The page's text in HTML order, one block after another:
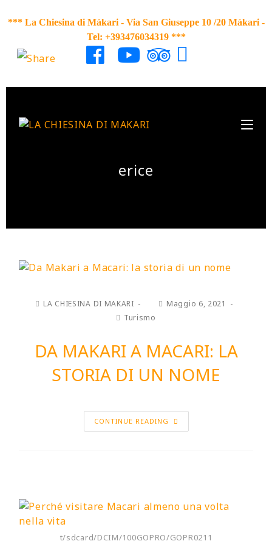
*** La Chiesina di Màkari - Via San Giuseppe 10 /20 Màkari-
Tel: +393476034319 ***
erice
LA CHIESINA DI MAKARI
Maggio 6, 2021
Turismo
DA MAKARI A MACARI: LA
STORIA DI UN NOME
CONTINUE READING
t/sdcard/DCIM/100GOPRO/GOPR0211